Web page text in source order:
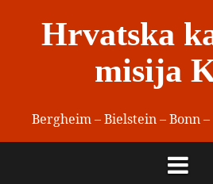
Hrvatska
misija
Bergheim – Bielstein – Bonn